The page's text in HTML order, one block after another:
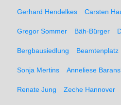
Gerhard Hendelkes Carsten
Gregor Sommer Bäh-Bürger
Bergbausiedlung Beamtenplatz
Sonja Mertins Anneliese
Renate Jung Zeche Hannover